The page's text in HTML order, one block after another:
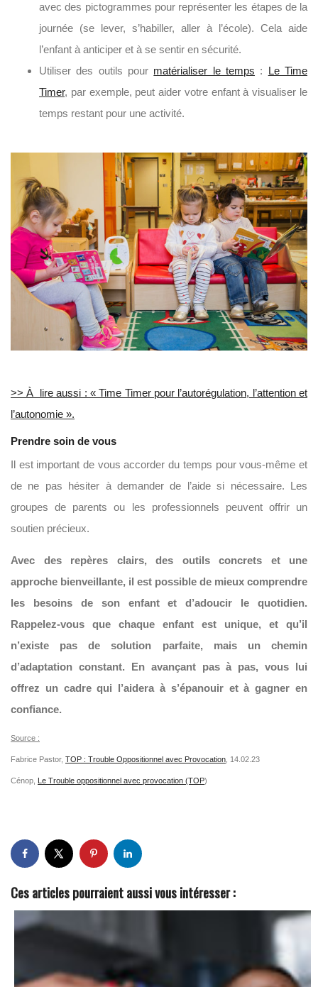
avec des pictogrammes pour représenter les étapes de la
journée (se lever, s’habiller, aller à l’école). Cela aide
l’enfant à anticiper et à se sentir en sécurité.
Utiliser des outils pour matérialiser le temps : Le Time
Timer, par exemple, peut aider votre enfant à visualiser le
temps restant pour une activité.
>> À lire aussi : « Time Timer pour l’autorégulation, l’attention et
l’autonomie ».
Prendre soin de vous
Il est important de vous accorder du temps pour vous-même et
de ne pas hésiter à demander de l’aide si nécessaire. Les
groupes de parents ou les professionnels peuvent offrir un
soutien précieux.
Avec des repères clairs, des outils concrets et une
approche bienveillante, il est possible de mieux comprendre
les besoins de son enfant et d’adoucir le quotidien.
Rappelez-vous que chaque enfant est unique, et qu’il
n’existe pas de solution parfaite, mais un chemin
d’adaptation constant. En avançant pas à pas, vous lui
offrez un cadre qui l’aidera à s’épanouir et à gagner en
confiance.
Source :
Fabrice Pastor, TOP : Trouble Oppositionnel avec Provocation, 14.02.23
Cénop, Le Trouble oppositionnel avec provocation (TOP)
Ces articles pourraient aussi vous intéresser :